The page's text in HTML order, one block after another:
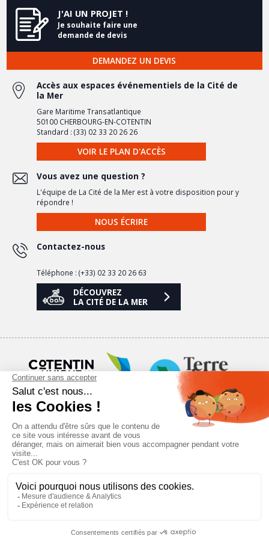
J'AI UN PROJET !
Je souhaite faire une
demande de devis
DEMANDEZ UN DEVIS
Accès aux espaces événementiels de la Cité de
la Mer
Gare Maritime Transatlantique
50100 CHERBOURG-EN-COTENTIN
Standard : (33) 02 33 20 26 26
VOIR LE PLAN D'ACCÈS
Vous avez une question ?
L'équipe de La Cité de la Mer est à votre disposition pour y
répondre !
NOUS ÉCRIRE
Contactez-nous
Téléphone : (+33) 02 33 20 26 63
DÉCOUVREZ
LA CITÉ DE LA MER